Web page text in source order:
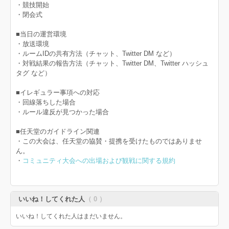
・競技開始
・閉会式
■当日の運営環境
・放送環境
・ルームIDの共有方法（チャット、Twitter DM など）
・対戦結果の報告方法（チャット、Twitter DM、Twitter ハッシュ
タグ など）
■イレギュラー事項への対応
・回線落ちした場合
・ルール違反が見つかった場合
■任天堂のガイドライン関連
・この大会は、任天堂の協賛・提携を受けたものではありませ
ん。
・ コミュニティ大会への出場および観戦に関する規約
いいね！してくれた人 （ 0 ）
いいね！してくれた人はまだいません。